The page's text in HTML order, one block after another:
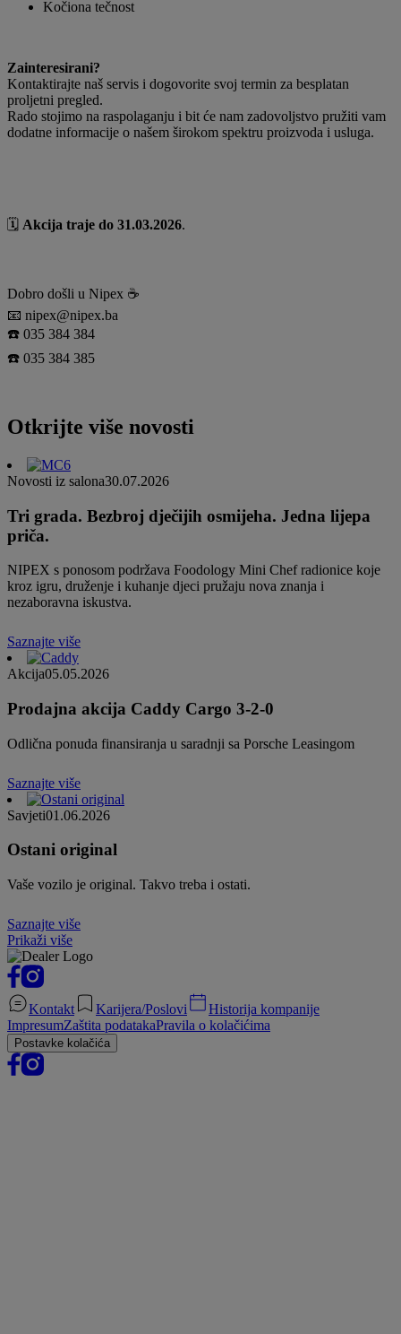
Kočiona tečnost
Zainteresirani?
Kontaktirajte naš servis i dogovorite svoj termin za besplatan
proljetni pregled.
Rado stojimo na raspolaganju i bit će nam zadovoljstvo pružiti vam
dodatne informacije o našem širokom spektru proizvoda i usluga.
🗓 Akcija traje do 31.03.2026.
Dobro došli u Nipex ☕️
📧 nipex@nipex.ba
☎️ 035 384 384
☎️ 035 384 385
Otkrijte više novosti
Novosti iz salona30.07.2026
Tri grada. Bezbroj dječijih osmijeha. Jedna lijepa
priča.
NIPEX s ponosom podržava Foodology Mini Chef radionice koje
kroz igru, druženje i kuhanje djeci pružaju nova znanja i
nezaboravna iskustva.
Saznajte više
Akcija05.05.2026
Prodajna akcija Caddy Cargo 3-2-0
Odlična ponuda finansiranja u saradnji sa Porsche Leasingom
Saznajte više
Savjeti01.06.2026
Ostani original
Vaše vozilo je original. Takvo treba i ostati.
Saznajte više
Prikaži više
Kontakt Karijera/Poslovi
Historija kompanije
ImpresumZaštita podatakaPravila o kolačićima
Postavke kolačića